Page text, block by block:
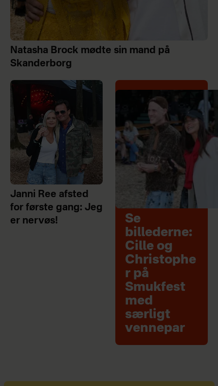
Natasha Brock mødte sin mand på
Skanderborg
Janni Ree afsted
for første gang: Jeg
er nervøs!
Se
billederne:
Cille og
Christophe
r på
Smukfest
med
særligt
vennepar